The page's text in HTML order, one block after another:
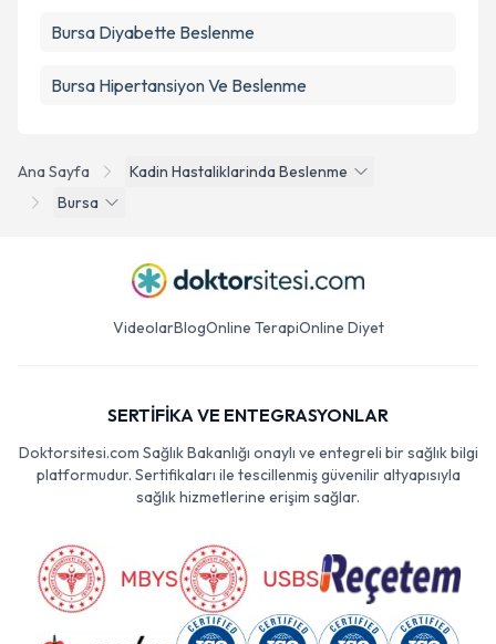
Ana Sayfa
Kadin Hastaliklarinda Beslenme
Bursa
Bursa Diyabette Beslenme
Bursa Hipertansiyon Ve Beslenme
VideolarBlogOnline TerapiOnline Diyet
SERTİFİKA VE ENTEGRASYONLAR
Doktorsitesi.com Sağlık Bakanlığı onaylı ve entegreli bir sağlık bilgi
platformudur. Sertifikaları ile tescillenmiş güvenilir altyapısıyla
sağlık hizmetlerine erişim sağlar.